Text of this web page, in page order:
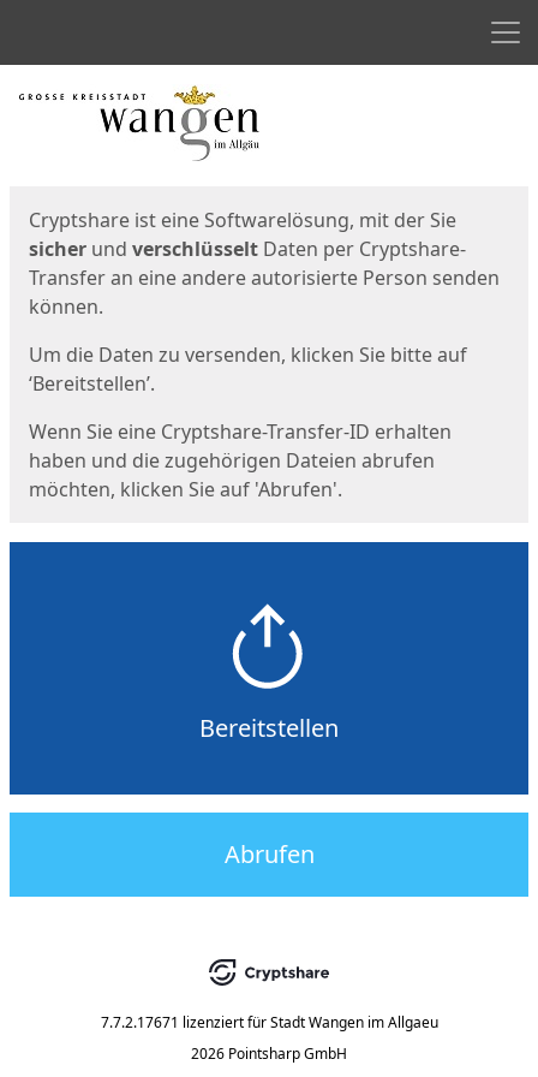
Start
Cryptshare ist eine Softwarelösung, mit der Sie
sicher und verschlüsselt Daten per Cryptshare-
Transfer an eine andere autorisierte Person senden
können.
Um die Daten zu versenden, klicken Sie bitte auf
‘Bereitstellen’.
Wenn Sie eine Cryptshare-Transfer-ID erhalten
haben und die zugehörigen Dateien abrufen
möchten, klicken Sie auf 'Abrufen'.
Bereitstellen
Abrufen
7.7.2.17671 lizenziert für Stadt Wangen im Allgaeu
2026 Pointsharp GmbH